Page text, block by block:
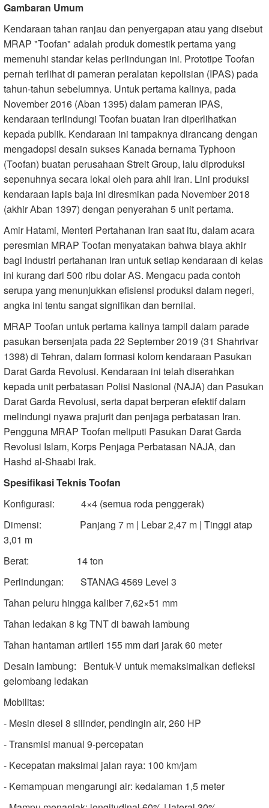
Gambaran Umum
Kendaraan tahan ranjau dan penyergapan atau yang disebut
MRAP "Toofan" adalah produk domestik pertama yang
memenuhi standar kelas perlindungan ini. Prototipe Toofan
pernah terlihat di pameran peralatan kepolisian (IPAS) pada
tahun-tahun sebelumnya. Untuk pertama kalinya, pada
November 2016 (Aban 1395) dalam pameran IPAS,
kendaraan terlindungi Toofan buatan Iran diperlihatkan
kepada publik. Kendaraan ini tampaknya dirancang dengan
mengadopsi desain sukses Kanada bernama Typhoon
(Toofan) buatan perusahaan Streit Group, lalu diproduksi
sepenuhnya secara lokal oleh para ahli Iran. Lini produksi
kendaraan lapis baja ini diresmikan pada November 2018
(akhir Aban 1397) dengan penyerahan 5 unit pertama.
Amir Hatami, Menteri Pertahanan Iran saat itu, dalam acara
peresmian MRAP Toofan menyatakan bahwa biaya akhir
bagi industri pertahanan Iran untuk setiap kendaraan di kelas
ini kurang dari 500 ribu dolar AS. Mengacu pada contoh
serupa yang menunjukkan efisiensi produksi dalam negeri,
angka ini tentu sangat signifikan dan bernilai.
MRAP Toofan untuk pertama kalinya tampil dalam parade
pasukan bersenjata pada 22 September 2019 (31 Shahrivar
1398) di Tehran, dalam formasi kolom kendaraan Pasukan
Darat Garda Revolusi. Kendaraan ini telah diserahkan
kepada unit perbatasan Polisi Nasional (NAJA) dan Pasukan
Darat Garda Revolusi, serta dapat berperan efektif dalam
melindungi nyawa prajurit dan penjaga perbatasan Iran.
Pengguna MRAP Toofan meliputi Pasukan Darat Garda
Revolusi Islam, Korps Penjaga Perbatasan NAJA, dan
Hashd al-Shaabi Irak.
Spesifikasi Teknis Toofan
Konfigurasi: 4×4 (semua roda penggerak)
Dimensi: Panjang 7 m | Lebar 2,47 m | Tinggi atap
3,01 m
Berat: 14 ton
Perlindungan: STANAG 4569 Level 3
Tahan peluru hingga kaliber 7,62×51 mm
Tahan ledakan 8 kg TNT di bawah lambung
Tahan hantaman artileri 155 mm dari jarak 60 meter
Desain lambung: Bentuk-V untuk memaksimalkan defleksi
gelombang ledakan
Mobilitas:
- Mesin diesel 8 silinder, pendingin air, 260 HP
- Transmisi manual 9-percepatan
- Kecepatan maksimal jalan raya: 100 km/jam
- Kemampuan mengarungi air: kedalaman 1,5 meter